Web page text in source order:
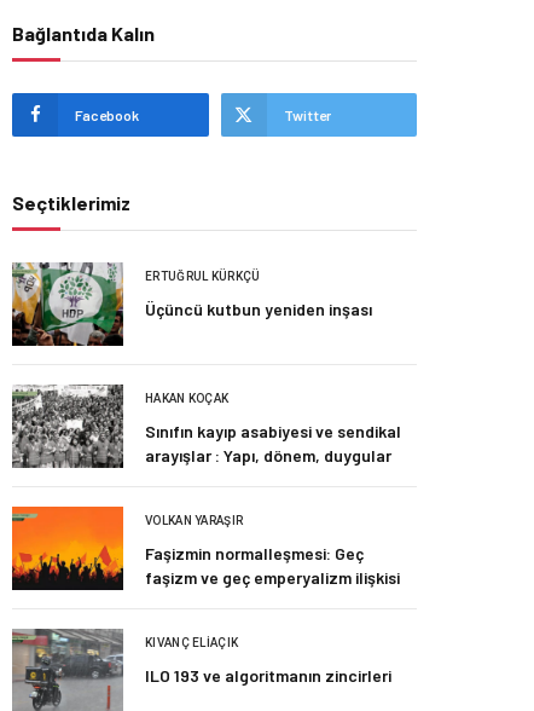
Bağlantıda Kalın
Facebook Twitter
Seçtiklerimiz
ERTUĞRUL KÜRKÇÜ
Üçüncü kutbun yeniden inşası
HAKAN KOÇAK
Sınıfın kayıp asabiyesi ve sendikal
arayışlar : Yapı, dönem, duygular
VOLKAN YARAŞIR
Faşizmin normalleşmesi: Geç
faşizm ve geç emperyalizm ilişkisi
KIVANÇ ELIAÇIK
ILO 193 ve algoritmanın zincirleri